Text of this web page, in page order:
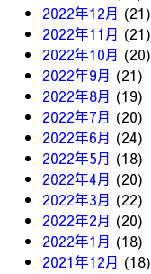
2022年12月 (21)
2022年11月 (21)
2022年10月 (20)
2022年9月 (21)
2022年8月 (19)
2022年7月 (20)
2022年6月 (24)
2022年5月 (18)
2022年4月 (20)
2022年3月 (22)
2022年2月 (20)
2022年1月 (18)
2021年12月 (18)